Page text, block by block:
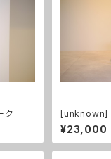
ク
[unknown]
デン製）
¥23,000